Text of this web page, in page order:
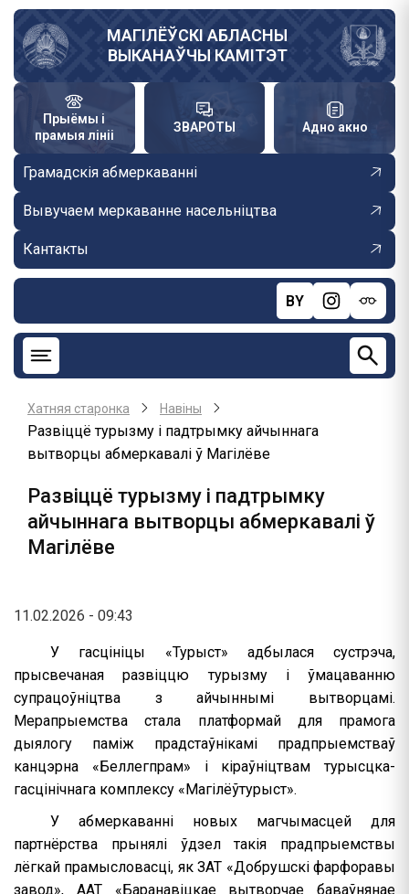
Skip
main
content
МАГІЛЁЎСКІ АБЛАСНЫ
ВЫКАНАЎЧЫ КАМІТЭТ
Прыёмы і
прамыя лініі
ЗВАРОТЫ Адно акно
Грамадскія абмеркаванні
Вывучаем меркаванне насельніцтва
Кантакты
BY
Хатняя старонка Навiны
Развіццё турызму і падтрымку айчыннага
вытворцы абмеркавалі ў Магілёве
Развіццё турызму і падтрымку
айчыннага вытворцы абмеркавалі ў
Магілёве
11.02.2026 - 09:43
У гасцініцы «Турыст» адбылася сустрэча,
прысвечаная развіццю турызму і ўмацаванню
супрацоўніцтва з айчыннымі вытворцамі.
Мерапрыемства стала платформай для прамога
дыялогу паміж прадстаўнікамі прадпрыемстваў
канцэрна «Беллегпрам» і кіраўніцтвам турысцка-
гасцінічнага комплексу «Магілёўтурыст».
У абмеркаванні новых магчымасцей для
партнёрства прынялі ўдзел такія прадпрыемствы
лёгкай прамысловасці, як ЗАТ «Добрушскі фарфоравы
завод», ААТ «Баранавіцкае вытворчае баваўнянае